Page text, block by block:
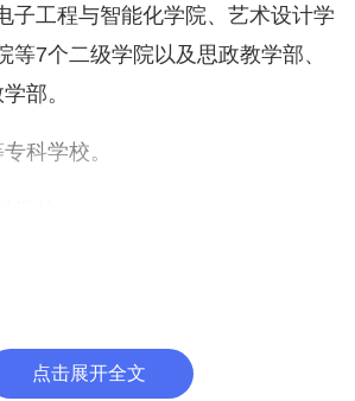
子工程与智能化学院、艺术设计学
等7个二级学院以及思政教学部、
部。
科学校。
亩，建筑面积25余万平方米，有
点击展开全文